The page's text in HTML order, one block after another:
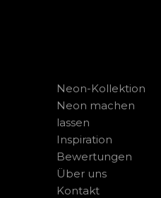
Neon-Kollektion
Neon machen
lassen
Inspiration
Bewertungen
Über uns
Kontakt